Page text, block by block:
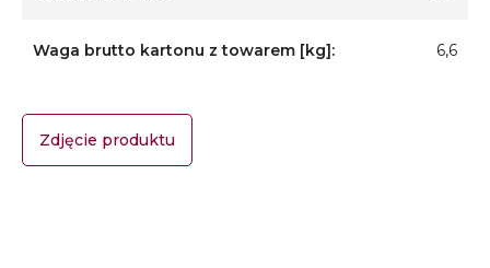
Waga brutto kartonu z towarem [kg]: 6,6
Zdjęcie produktu